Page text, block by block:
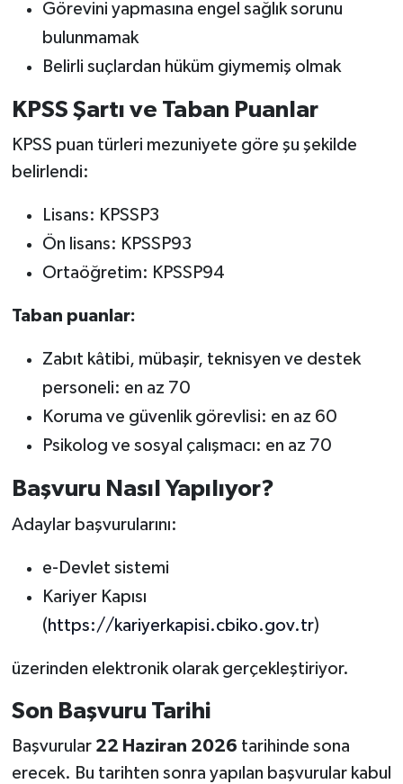
Görevini yapmasına engel sağlık sorunu
bulunmamak
Belirli suçlardan hüküm giymemiş olmak
KPSS Şartı ve Taban Puanlar
KPSS puan türleri mezuniyete göre şu şekilde
belirlendi:
Lisans: KPSSP3
Ön lisans: KPSSP93
Ortaöğretim: KPSSP94
Taban puanlar:
Zabıt kâtibi, mübaşir, teknisyen ve destek
personeli: en az 70
Koruma ve güvenlik görevlisi: en az 60
Psikolog ve sosyal çalışmacı: en az 70
Başvuru Nasıl Yapılıyor?
Adaylar başvurularını:
e-Devlet sistemi
Kariyer Kapısı
( https://kariyerkapisi.cbiko.gov.tr)
üzerinden elektronik olarak gerçekleştiriyor.
Son Başvuru Tarihi
Başvurular 22 Haziran 2026 tarihinde sona
erecek. Bu tarihten sonra yapılan başvurular kabul